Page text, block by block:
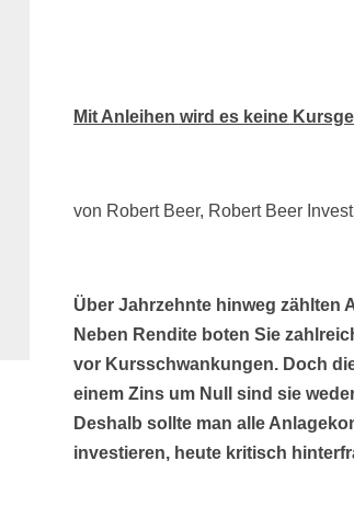
Mit Anleihen wird es keine
von Robert Beer, Robert Beer
Über Jahrzehnte hinweg zählten
Neben Rendite boten Sie
vor Kursschwankungen. Doch
einem Zins um Null sind sie
Deshalb sollte man alle
investieren, heute kritisch